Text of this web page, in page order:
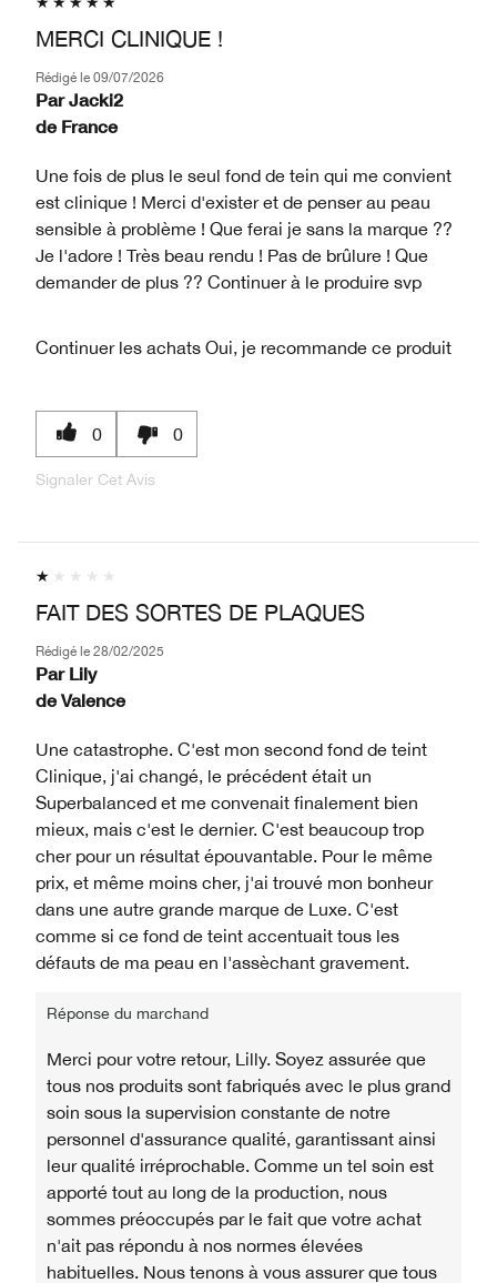
MERCI CLINIQUE !
Rédigé le 09/07/2026
Par Jacki2
de France
Une fois de plus le seul fond de tein qui me convient
est clinique ! Merci d'exister et de penser au peau
sensible à problème ! Que ferai je sans la marque ??
Je l'adore ! Très beau rendu ! Pas de brûlure ! Que
demander de plus ?? Continuer à le produire svp
Continuer les achats Oui, je recommande ce produit
0 0
Signaler Cet Avis
FAIT DES SORTES DE PLAQUES
Rédigé le 28/02/2025
Par Lily
de Valence
Une catastrophe. C'est mon second fond de teint
Clinique, j'ai changé, le précédent était un
Superbalanced et me convenait finalement bien
mieux, mais c'est le dernier. C'est beaucoup trop
cher pour un résultat épouvantable. Pour le même
prix, et même moins cher, j'ai trouvé mon bonheur
dans une autre grande marque de Luxe. C'est
comme si ce fond de teint accentuait tous les
défauts de ma peau en l'assèchant gravement.
Réponse du marchand
Merci pour votre retour, Lilly. Soyez assurée que
tous nos produits sont fabriqués avec le plus grand
soin sous la supervision constante de notre
personnel d'assurance qualité, garantissant ainsi
leur qualité irréprochable. Comme un tel soin est
apporté tout au long de la production, nous
sommes préoccupés par le fait que votre achat
n'ait pas répondu à nos normes élevées
habituelles. Nous tenons à vous assurer que tous